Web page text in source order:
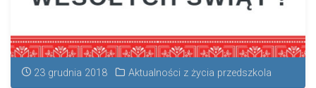
23 grudnia 2018 Aktualności z życia przedszkola